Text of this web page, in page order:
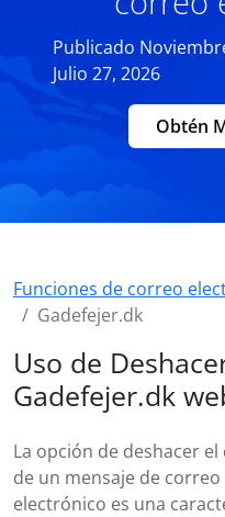
Publicado
Julio 27, 2026
Obtén
Funciones de correo
Gadefejer.dk
Uso de
Gadefejer.dk
La opción de deshacer el
de un mensaje de correo
electrónico es una